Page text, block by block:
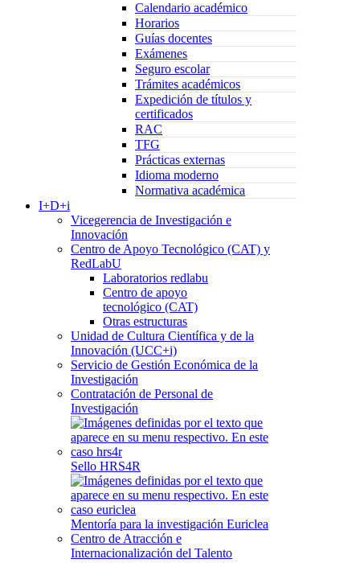
Calendario académico
Horarios
Guías docentes
Exámenes
Seguro escolar
Trámites académicos
Expedición de títulos y
certificados
RAC
TFG
Prácticas externas
Idioma moderno
Normativa académica
I+D+i
Vicegerencia de Investigación e
Innovación
Centro de Apoyo Tecnológico (CAT) y
RedLabU
Laboratorios redlabu
Centro de apoyo
tecnológico (CAT)
Otras estructuras
Unidad de Cultura Científica y de la
Innovación (UCC+i)
Servicio de Gestión Económica de la
Investigación
Contratación de Personal de
Investigación
Sello HRS4R
Mentoría para la investigación Euriclea
Centro de Atracción e
Internacionalización del Talento